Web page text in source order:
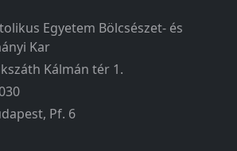
Egyetem Bölcsészet- és
Kar
Kálmán tér 1.
Pf. 6